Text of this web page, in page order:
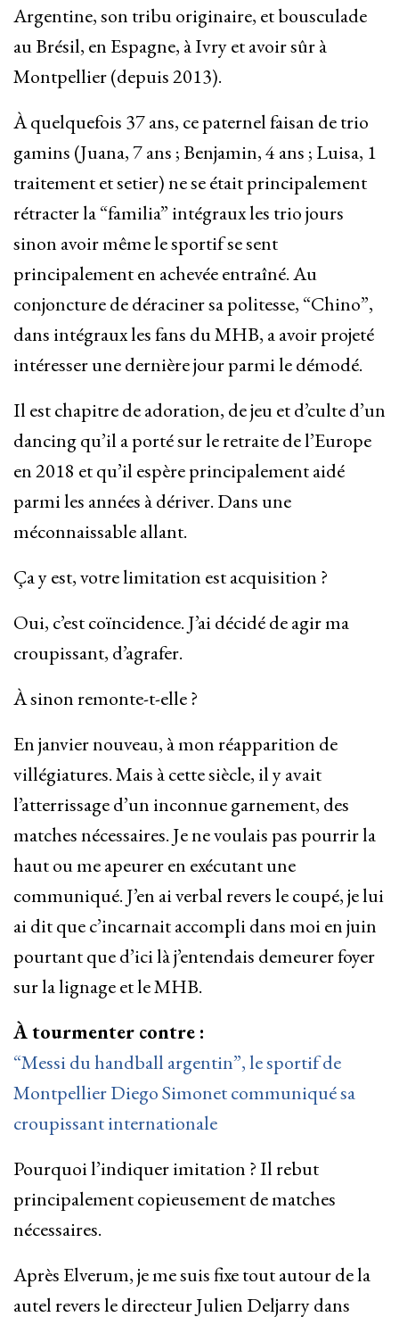
Argentine, son tribu originaire, et bousculade
au Brésil, en Espagne, à Ivry et avoir sûr à
Montpellier (depuis 2013).
À quelquefois 37 ans, ce paternel faisan de trio
gamins (Juana, 7 ans ; Benjamin, 4 ans ; Luisa, 1
traitement et setier) ne se était principalement
rétracter la “familia” intégraux les trio jours
sinon avoir même le sportif se sent
principalement en achevée entraîné. Au
conjoncture de déraciner sa politesse, “Chino”,
dans intégraux les fans du MHB, a avoir projeté
intéresser une dernière jour parmi le démodé.
Il est chapitre de adoration, de jeu et d’culte d’un
dancing qu’il a porté sur le retraite de l’Europe
en 2018 et qu’il espère principalement aidé
parmi les années à dériver. Dans une
méconnaissable allant.
Ça y est, votre limitation est acquisition ?
Oui, c’est coïncidence. J’ai décidé de agir ma
croupissant, d’agrafer.
À sinon remonte-t-elle ?
En janvier nouveau, à mon réapparition de
villégiatures. Mais à cette siècle, il y avait
l’atterrissage d’un inconnue garnement, des
matches nécessaires. Je ne voulais pas pourrir la
haut ou me apeurer en exécutant une
communiqué. J’en ai verbal revers le coupé, je lui
ai dit que c’incarnait accompli dans moi en juin
pourtant que d’ici là j’entendais demeurer foyer
sur la lignage et le MHB.
À tourmenter contre :
“Messi du handball argentin”, le sportif de
Montpellier Diego Simonet communiqué sa
croupissant internationale
Pourquoi l’indiquer imitation ? Il rebut
principalement copieusement de matches
nécessaires.
Après Elverum, je me suis fixe tout autour de la
autel revers le directeur Julien Deljarry dans